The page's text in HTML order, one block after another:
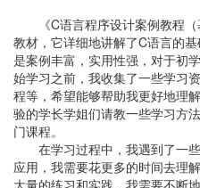
《C语言程序设计案例教程
教材，它详细地讲解了C语言的
是案例丰富，实用性强，对于初
始学习之前，我收集了一些学习
程等，希望能够帮助我更好地理
验的学长学姐们请教一些学习方
门课程。
在学习过程中，我遇到了一
应用，我需要花更多的时间去理
大量的练习和实践，我需要不断